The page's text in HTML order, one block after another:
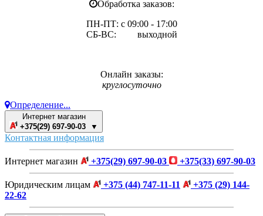
Обработка заказов:
ПН-ПТ: с 09:00 - 17:00
СБ-ВС: выходной
Онлайн заказы:
круглосуточно
Определение...
Интернет магазин
+375(29) 697-90-03 ▼
Контактная информация
Интернет магазин +375(29) 697-90-03 +375(33) 697-90-03
Юридическим лицам +375 (44) 747-11-11
+375 (29) 144-
22-62